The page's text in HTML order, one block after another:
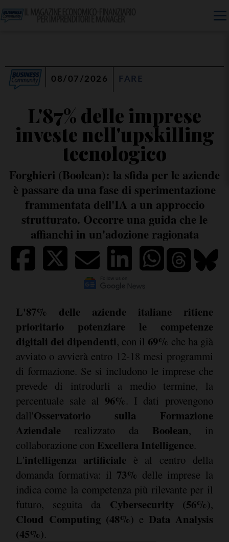
08/07/2026 FARE
L'87% delle imprese
investe nell'upskilling
tecnologico
Forghieri (Boolean): la sfida per le aziende
è passare da una fase di sperimentazione
frammentata dell'IA a un approccio
strutturato. Occorre una guida che le
affianchi in un'adozione ragionata
L'87% delle aziende italiane ritiene
prioritario potenziare le competenze
digitali dei dipendenti, con il 69% che ha già
avviato o avvierà entro 12-18 mesi programmi
di formazione. Se si includono le imprese che
prevede di introdurli a medio termine, la
percentuale sale al 96%. I dati provengono
dall'Osservatorio sulla Formazione
Aziendale realizzato da Boolean, in
collaborazione con Excellera Intelligence.
L'intelligenza artificiale è al centro della
domanda formativa: il 73% delle imprese la
indica come la competenza più rilevante per il
futuro, seguita da Cybersecurity (56%),
Cloud Computing (48%) e Data Analysis
(45%).